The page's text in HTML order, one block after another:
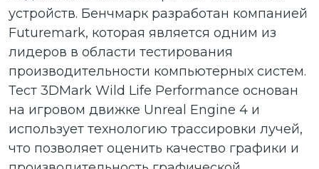
устройств. Бенчмарк разработан компанией
Futuremark, которая является одним из
лидеров в области тестирования
производительности компьютерных систем.
Тест 3DMark Wild Life Performance основан
на игровом движке Unreal Engine 4 и
использует технологию трассировки лучей,
что позволяет оценить качество графики и